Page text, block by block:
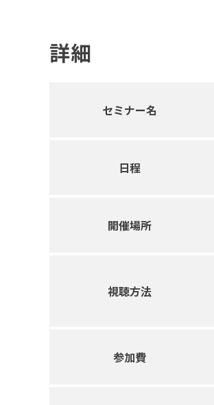
詳細
セミナー名
日程
開催場所
視聴方法
参加費